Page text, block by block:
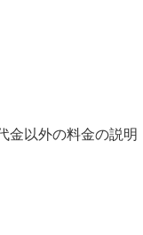
金以外の料金の説明